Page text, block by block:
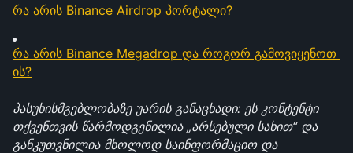
რა არის Binance Airdrop პორტალი?
რა არის Binance Megadrop და როგორ გამოვიყენოთ
ის?
პასუხისმგებლობაზე უარის განაცხადი: ეს კონტენტი
თქვენთვის წარმოდგენილია „არსებული სახით“ და
განკუთვნილია მხოლოდ საინფორმაციო და